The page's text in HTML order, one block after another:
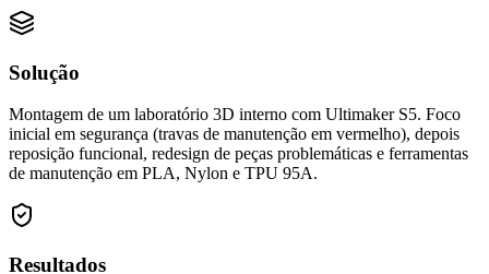
Solução
Montagem de um laboratório 3D interno com Ultimaker S5. Foco
inicial em segurança (travas de manutenção em vermelho), depois
reposição funcional, redesign de peças problemáticas e ferramentas
de manutenção em PLA, Nylon e TPU 95A.
Resultados